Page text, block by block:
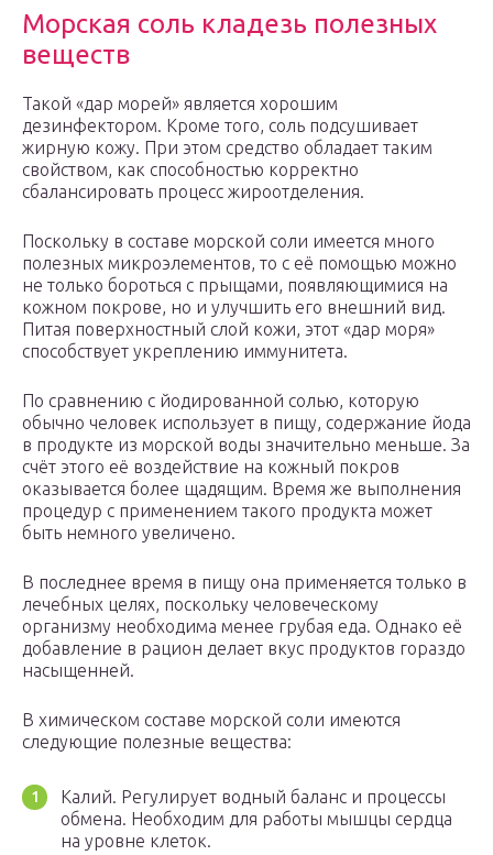
Морская соль кладезь полезных
веществ
Такой «дар морей» является хорошим
дезинфектором. Кроме того, соль подсушивает
жирную кожу. При этом средство обладает таким
свойством, как способностью корректно
сбалансировать процесс жироотделения.
Поскольку в составе морской соли имеется много
полезных микроэлементов, то с её помощью можно
не только бороться с прыщами, появляющимися на
кожном покрове, но и улучшить его внешний вид.
Питая поверхностный слой кожи, этот «дар моря»
способствует укреплению иммунитета.
По сравнению с йодированной солью, которую
обычно человек использует в пищу, содержание йода
в продукте из морской воды значительно меньше. За
счёт этого её воздействие на кожный покров
оказывается более щадящим. Время же выполнения
процедур с применением такого продукта может
быть немного увеличено.
В последнее время в пищу она применяется только в
лечебных целях, поскольку человеческому
организму необходима менее грубая еда. Однако её
добавление в рацион делает вкус продуктов гораздо
насыщенней.
В химическом составе морской соли имеются
следующие полезные вещества:
Калий. Регулирует водный баланс и процессы
обмена. Необходим для работы мышцы сердца
на уровне клеток.